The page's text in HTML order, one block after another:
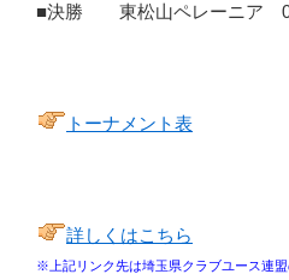
■決勝 東松山ペレーニア
トーナメント表
詳しくはこちら
※上記リンク先は埼玉県クラブユース連